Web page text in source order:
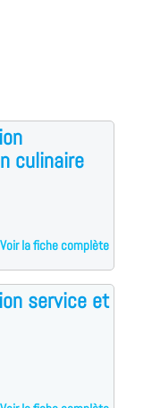
culinaire
Voir la fiche complète
service et